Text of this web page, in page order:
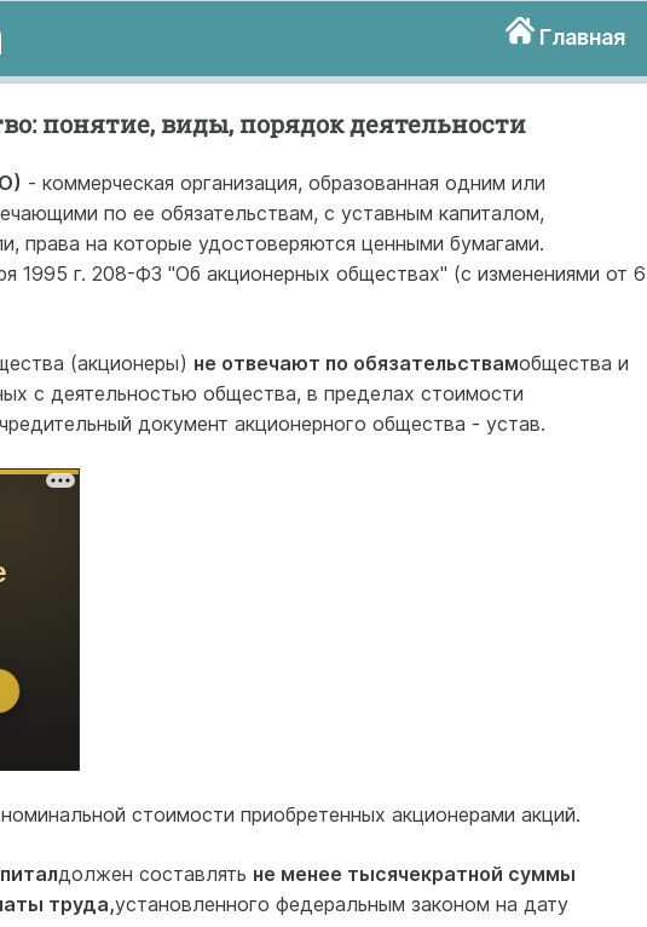
Главная
понятие, виды, порядок деятельности
- коммерческая организация, образованная одним или
по ее обязательствам, с уставным капиталом,
права на которые удостоверяются ценными бумагами.
1995 г. 208-ФЗ "Об акционерных обществах" (с изменениями от 6
(акционеры) не отвечают по обязательствамобщества и
с деятельностью общества, в пределах стоимости
документ акционерного общества - устав.
стоимости приобретенных акционерами акций.
должен составлять не менее тысячекратной суммы
труда,установленного федеральным законом на дату